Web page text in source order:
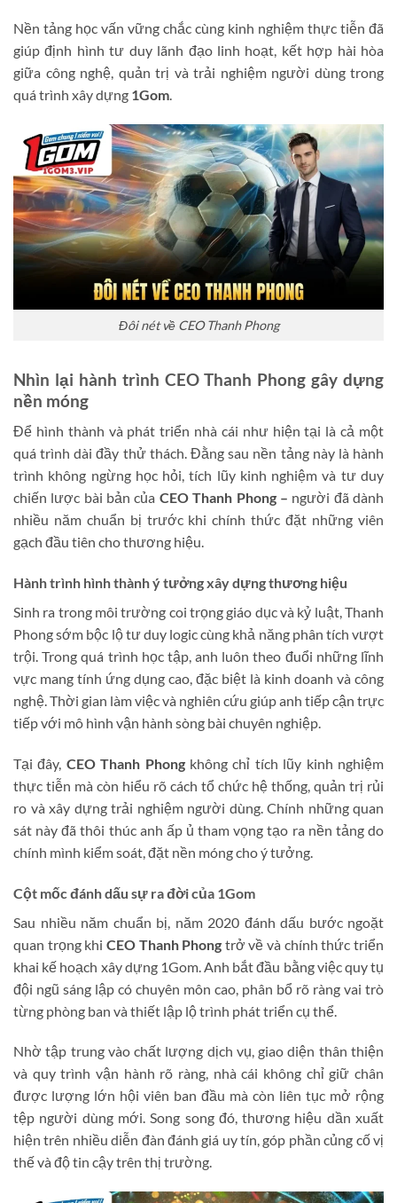
Nền tảng học vấn vững chắc cùng kinh nghiệm thực tiễn đã
giúp định hình tư duy lãnh đạo linh hoạt, kết hợp hài hòa
giữa công nghệ, quản trị và trải nghiệm người dùng trong
quá trình xây dựng 1Gom.
Đôi nét về CEO Thanh Phong
Nhìn lại hành trình CEO Thanh Phong gây dựng
nền móng
Để hình thành và phát triển nhà cái như hiện tại là cả một
quá trình dài đầy thử thách. Đằng sau nền tảng này là hành
trình không ngừng học hỏi, tích lũy kinh nghiệm và tư duy
chiến lược bài bản của CEO Thanh Phong– người đã dành
nhiều năm chuẩn bị trước khi chính thức đặt những viên
gạch đầu tiên cho thương hiệu.
Hành trình hình thành ý tưởng xây dựng thương hiệu
Sinh ra trong môi trường coi trọng giáo dục và kỷ luật, Thanh
Phong sớm bộc lộ tư duy logic cùng khả năng phân tích vượt
trội. Trong quá trình học tập, anh luôn theo đuổi những lĩnh
vực mang tính ứng dụng cao, đặc biệt là kinh doanh và công
nghệ. Thời gian làm việc và nghiên cứu giúp anh tiếp cận trực
tiếp với mô hình vận hành sòng bài chuyên nghiệp.
Tại đây, CEO Thanh Phongkhông chỉ tích lũy kinh nghiệm
thực tiễn mà còn hiểu rõ cách tổ chức hệ thống, quản trị rủi
ro và xây dựng trải nghiệm người dùng. Chính những quan
sát này đã thôi thúc anh ấp ủ tham vọng tạo ra nền tảng do
chính mình kiểm soát, đặt nền móng cho ý tưởng.
Cột mốc đánh dấu sự ra đời của 1Gom
Sau nhiều năm chuẩn bị, năm 2020 đánh dấu bước ngoặt
quan trọng khi CEO Thanh Phong trở về và chính thức triển
khai kế hoạch xây dựng 1Gom. Anh bắt đầu bằng việc quy tụ
đội ngũ sáng lập có chuyên môn cao, phân bổ rõ ràng vai trò
từng phòng ban và thiết lập lộ trình phát triển cụ thể.
Nhờ tập trung vào chất lượng dịch vụ, giao diện thân thiện
và quy trình vận hành rõ ràng, nhà cái không chỉ giữ chân
được lượng lớn hội viên ban đầu mà còn liên tục mở rộng
tệp người dùng mới. Song song đó, thương hiệu dần xuất
hiện trên nhiều diễn đàn đánh giá uy tín, góp phần củng cố vị
thế và độ tin cậy trên thị trường.